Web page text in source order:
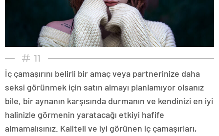
11
İç çamaşırını belirli bir amaç veya partnerinize daha
seksi görünmek için satın almayı planlamıyor olsanız
bile, bir aynanın karşısında durmanın ve kendinizi en iyi
halinizle görmenin yaratacağı etkiyi hafife
almamalısınız. Kaliteli ve iyi görünen iç çamaşırları,